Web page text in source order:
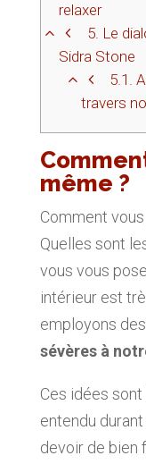
relaxer
5. Le
Sidra Stone
5.1.
travers
même ?
Comment
Quelles sont
vous vous
intérieur est
employons des
sévères à
Ces idées sont
entendu
devoir de bien